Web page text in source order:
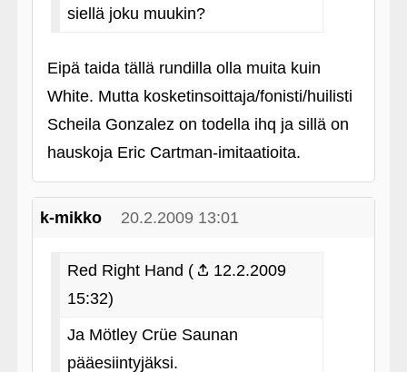
siellä joku muukin?
Eipä taida tällä rundilla olla muita kuin
White. Mutta kosketinsoittaja/fonisti/huilisti
Scheila Gonzalez on todella ihq ja sillä on
hauskoja Eric Cartman-imitaatioita.
k-mikko 20.2.2009 13:01
Red Right Hand (
12.2.2009
15:32)
Ja Mötley Crüe Saunan
pääesiintyjäksi.